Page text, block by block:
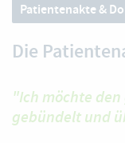
Patientenakte &
Die
"Ich möchte
gebündelt und